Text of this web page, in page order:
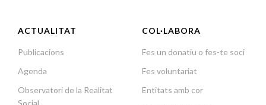
ACTUALITAT
Publicacions
Agenda
Observatori de la Realitat
Social
COL·LABORA
Fes un donatiu o fes-te soci
Fes voluntariat
Entitats amb cor